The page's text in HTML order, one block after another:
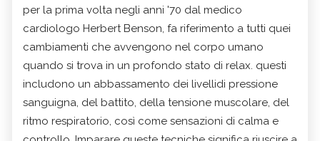
per la prima volta negli anni '70 dal medico
cardiologo Herbert Benson, fa riferimento a tutti quei
cambiamenti che avvengono nel corpo umano
quando si trova in un profondo stato di relax. questi
includono un abbassamento dei livellidi pressione
sanguigna, del battito, della tensione muscolare, del
ritmo respiratorio, così come sensazioni di calma e